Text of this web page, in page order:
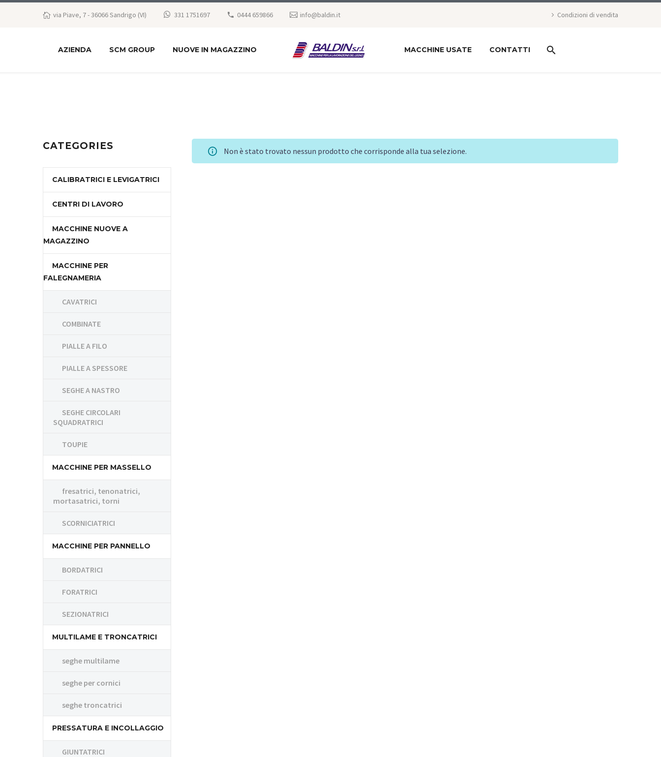
via Piave, 7 - 36066 Sandrigo (VI) 331 1751697 0444 659866 info@baldin.it Condizioni di vendita
AZIENDA SCM GROUP NUOVE IN MAGAZZINO MACCHINE USATE CONTATTI
Non è stato trovato nessun prodotto che corrisponde alla tua selezione.
CATEGORIES
CALIBRATRICI E LEVIGATRICI
CENTRI DI LAVORO
MACCHINE NUOVE A
MAGAZZINO
MACCHINE PER
FALEGNAMERIA
CAVATRICI
COMBINATE
PIALLE A FILO
PIALLE A SPESSORE
SEGHE A NASTRO
SEGHE CIRCOLARI
SQUADRATRICI
TOUPIE
MACCHINE PER MASSELLO
fresatrici, tenonatrici,
mortasatrici, torni
SCORNICIATRICI
MACCHINE PER PANNELLO
BORDATRICI
FORATRICI
SEZIONATRICI
MULTILAME E TRONCATRICI
seghe multilame
seghe per cornici
seghe troncatrici
PRESSATURA E INCOLLAGGIO
GIUNTATRICI